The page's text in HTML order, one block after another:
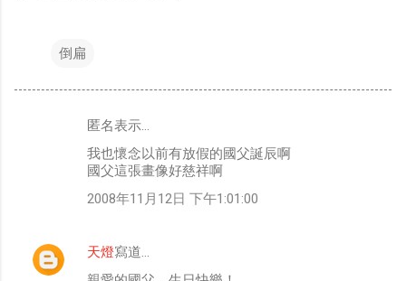
倒扁
匿名表示…
我也懷念以前有放假的國父誕辰啊
國父這張畫像好慈祥啊
2008年11月12日 下午1:01:00
天燈寫道…